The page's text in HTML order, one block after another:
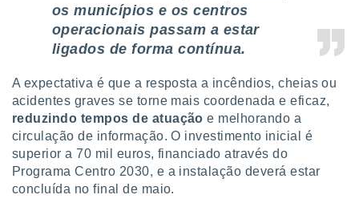
estudos
de
os municípios e os centros
operacionais passam a estar
ligados de forma contínua.
A expectativa é que a resposta a incêndios, cheias ou
acidentes graves se torne mais coordenada e eficaz,
reduzindo tempos de atuação e melhorando a
circulação de informação. O investimento inicial é
superior a 70 mil euros, financiado através do
Programa Centro 2030, e a instalação deverá estar
concluída no final de maio.